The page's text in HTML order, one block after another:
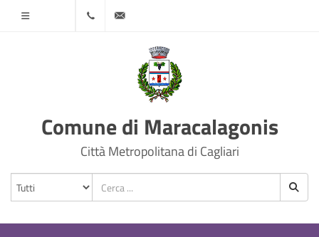
protocollo@comune.maracalagonis.ca.it
Comune di Maracalagonis
Città Metropolitana di Cagliari